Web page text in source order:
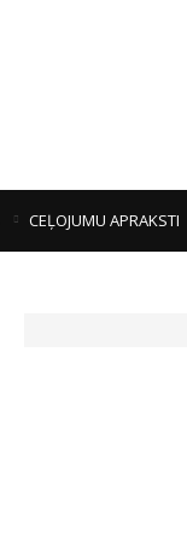
CEĻOJUMU APRAKSTI